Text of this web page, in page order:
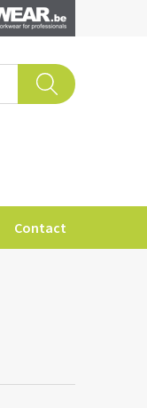
Contact